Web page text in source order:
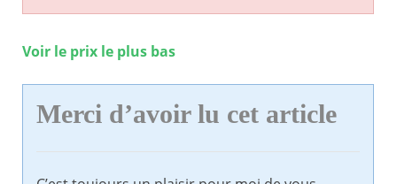
Voir le prix le plus bas
Merci d’avoir lu cet article